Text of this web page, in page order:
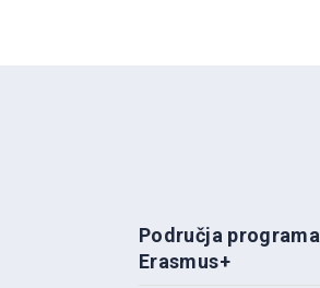
Područja programa
Erasmus+